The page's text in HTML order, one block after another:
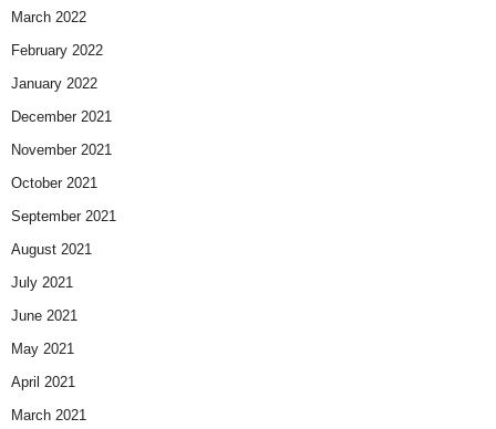
March 2022
February 2022
January 2022
December 2021
November 2021
October 2021
September 2021
August 2021
July 2021
June 2021
May 2021
April 2021
March 2021